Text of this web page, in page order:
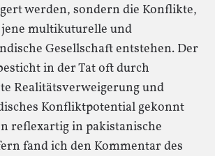
werden, sondern die Konflikte,
multikuturelle und
Gesellschaft entstehen. Der
in der Tat oft durch
Realitätsverweigerung und
Konfliktpotential gekonnt
reflexartig in pakistanische
fand ich den Kommentar des